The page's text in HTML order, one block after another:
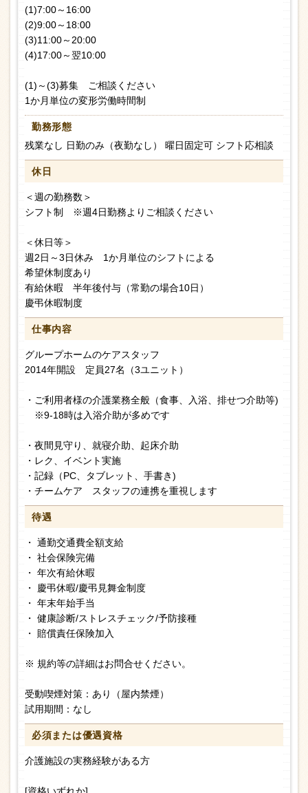
(1)7:00～16:00
(2)9:00～18:00
(3)11:00～20:00
(4)17:00～翌10:00
(1)～(3)募集 ご相談ください
1か月単位の変形労働時間制
勤務形態
残業なし 日勤のみ（夜勤なし） 曜日固定可 シフト応相談
休日
＜週の勤務数＞
シフト制 ※週4日勤務よりご相談ください
＜休日等＞
週2日～3日休み 1か月単位のシフトによる
希望休制度あり
有給休暇 半年後付与（常勤の場合10日）
慶弔休暇制度
仕事内容
グループホームのケアスタッフ
2014年開設 定員27名（3ユニット）
・ご利用者様の介護業務全般（食事、入浴、排せつ介助等)
※9-18時は入浴介助が多めです
・夜間見守り、就寝介助、起床介助
・レク、イベント実施
・記録（PC、タブレット、手書き)
・チームケア スタッフの連携を重視します
待遇
・ 通勤交通費全額支給
・ 社会保険完備
・ 年次有給休暇
・ 慶弔休暇/慶弔見舞金制度
・ 年末年始手当
・ 健康診断/ストレスチェック/予防接種
・ 賠償責任保険加入
※ 規約等の詳細はお問合せください。
受動喫煙対策：あり（屋内禁煙）
試用期間：なし
必須または優遇資格
介護施設の実務経験がある方